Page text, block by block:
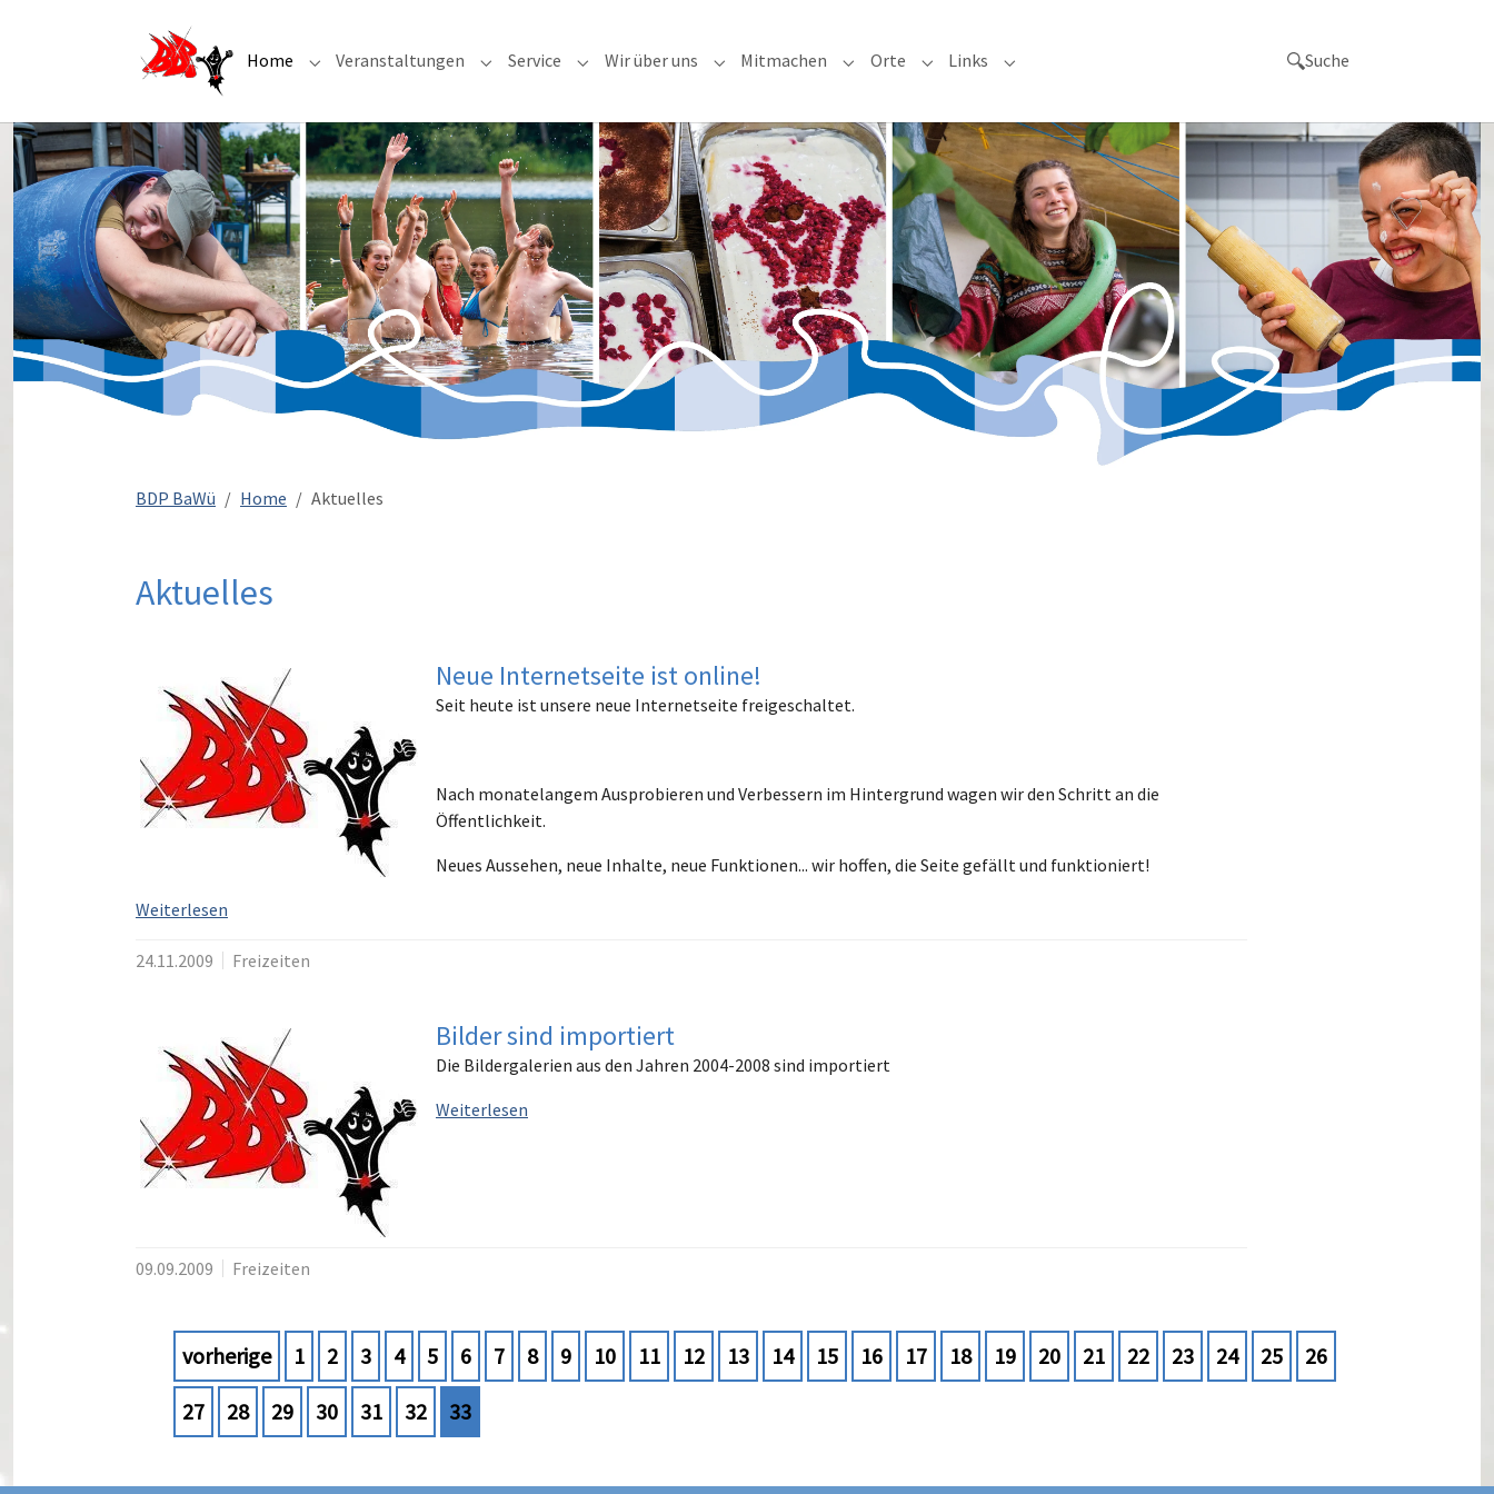
Home Submenu for "Home"
Veranstaltungen Submenu for "Veranstaltungen"
Service Submenu for "Service"
Wir über uns Submenu for "Wir über uns"
Mitmachen Submenu for "Mitmachen"
Orte Submenu for "Orte"
Links Submenu for "Links" Suche
BDP BaWü Home Aktuelles
Aktuelles
Neue Internetseite ist online!
Seit heute ist unsere neue Internetseite freigeschaltet.
Nach monatelangem Ausprobieren und Verbessern im Hintergrund wagen wir den Schritt an die
Öffentlichkeit.
Neues Aussehen, neue Inhalte, neue Funktionen... wir hoffen, die Seite gefällt und funktioniert!
Weiterlesen
24.11.2009 Freizeiten
Bilder sind importiert
Die Bildergalerien aus den Jahren 2004-2008 sind importiert
Weiterlesen
09.09.2009 Freizeiten
vorherige 1 2 3 4 5 6 7 8 9 10 11 12 13 14 15 16 17 18 19 20 21 22 23 24 25
26
27
28 29 30 31 32 33